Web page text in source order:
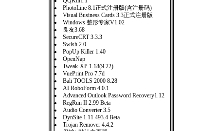
PhotoLine 8.1正式注册版(含注册码)
Visual Business Cards 3.3正式注册版
Windows 整形专家V1.02
良友3.68
SecureCRT 3.3.3
Swish 2.0
PopUp Killer 1.40
OpenNap
Tweak-XP 1.18(9.22)
VuePrint Pro 7.7d
Bali TOOLS 2000 8.28
AI RoboForm 4.0.1
Advanced Outlook Password Recovery1.12
RegRun II 2.99 Beta
Audio Converter 3.5
DynSite 1.11.493.4 Beta
Trojan Remover 4.4.2